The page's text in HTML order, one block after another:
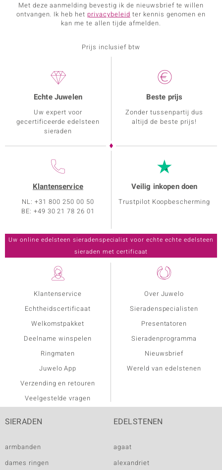
Met deze aanmelding bevestig ik de nieuwsbrief te willen
ontvangen. Ik heb het privacybeleid ter kennis genomen en
kan me te allen tijde afmelden.
Prijs inclusief btw
Echte Juwelen
Uw expert voor
gecertificeerde edelsteen
sieraden
Beste prijs
Zonder tussenpartij dus
altijd de beste prijs!
Klantenservice
NL: +31 800 250 00 50
BE: +49 30 21 78 26 01
Veilig inkopen doen
Trustpilot Koopbescherming
Klantenservice
Echtheidscertificaat
Welkomstpakket
Deelname winspelen
Ringmaten
Juwelo App
Verzending en retouren
Veelgestelde vragen
Over Juwelo
Sieradenspecialisten
Presentatoren
Sieradenprogramma
Nieuwsbrief
Wereld van edelstenen
SIERADEN
armbanden
dames ringen
EDELSTENEN
agaat
alexandriet